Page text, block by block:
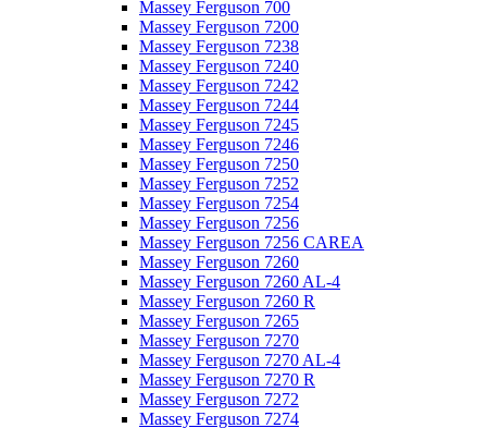
Massey Ferguson 700
Massey Ferguson 7200
Massey Ferguson 7238
Massey Ferguson 7240
Massey Ferguson 7242
Massey Ferguson 7244
Massey Ferguson 7245
Massey Ferguson 7246
Massey Ferguson 7250
Massey Ferguson 7252
Massey Ferguson 7254
Massey Ferguson 7256
Massey Ferguson 7256 CAREA
Massey Ferguson 7260
Massey Ferguson 7260 AL-4
Massey Ferguson 7260 R
Massey Ferguson 7265
Massey Ferguson 7270
Massey Ferguson 7270 AL-4
Massey Ferguson 7270 R
Massey Ferguson 7272
Massey Ferguson 7274